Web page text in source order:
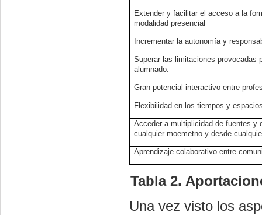
Extender y facilitar el acceso a la
modalidad presencial
Incrementar la autonomía y
Superar las limitaciones provocadas
alumnado.
Gran potencial interactivo entre
Flexibilidad en los tiempos y
Acceder a multiplicidad de fuentes y
cualquier moemetno y desde
Aprendizaje colaborativo entre
Tabla 2.
Una vez visto los